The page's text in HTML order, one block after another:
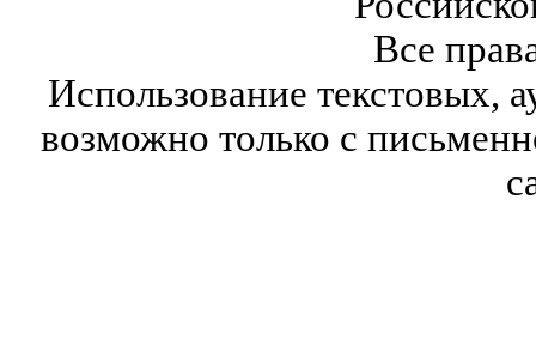
Все
Использование текстовых,
возможно только с